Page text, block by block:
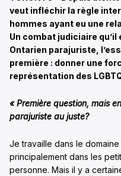
veut infléchir la règle
hommes ayant eu une
Un combat judiciaire
Ontarien parajuriste,
première : donner une
représentation des
« Première question, mais
parajuriste au juste?
Je travaille dans le
principalement dans les
personne. Mais il y a